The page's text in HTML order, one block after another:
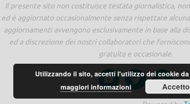
Il presente sito non costituisce testata giornalistica,
ed è aggiornato occasionalmente senza rispettare
aggiornamenti avvengono esclusivamente in base alla
ed a discrezione dei nostri collaboratori che
gratuita e occasionale.
Utilizzando il sito, accetti l'utilizzo dei cookie
maggiori informazioni
Accetto